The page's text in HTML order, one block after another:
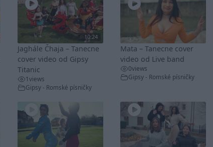
10:24
Jaghále Čhaja – Tanecne
cover video od Gipsy
Titanic
1views
Gipsy - Romské písničky
Mata – Tanecne cover
video od Live band
0views
Gipsy - Romské písničky